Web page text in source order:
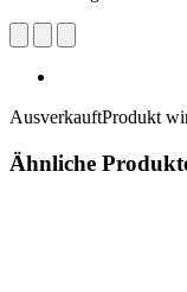
AusverkauftProdukt
Ähnliche